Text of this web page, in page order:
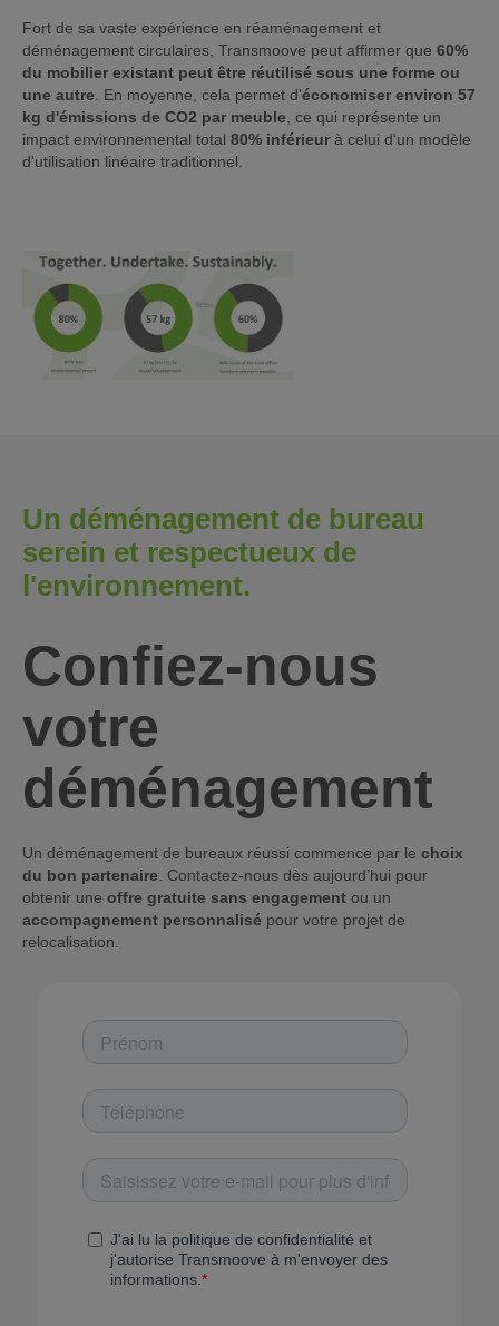
Fort de sa vaste expérience en réaménagement et
déménagement circulaires, Transmoove peut affirmer que 60%
du mobilier existant peut être réutilisé sous une forme ou
une autre . En moyenne, cela permet d'économiser environ 57
kg d'émissions de CO2 par meuble , ce qui représente un
impact environnemental total 80% inférieur à celui d'un modèle
d'utilisation linéaire traditionnel.
Un déménagement de bureau
serein et respectueux de
l'environnement.
Confiez-nous
votre
déménagement
Un déménagement de bureaux réussi commence par le choix
du bon partenaire . Contactez-nous dès aujourd’hui pour
obtenir une offre gratuite sans engagement ou un
accompagnement personnalisé pour votre projet de
relocalisation.